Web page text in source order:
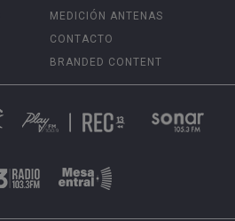
MEDICIÓN ANTENAS
CONTACTO
BRANDED CONTENT